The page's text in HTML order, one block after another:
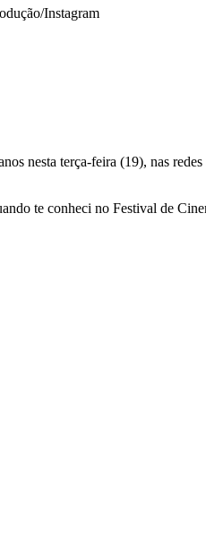
Instagram
nesta terça-feira (19), nas
te conheci no Festival de